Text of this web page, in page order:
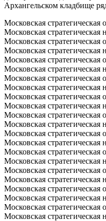
Архангельском кладбище
Московская стратегическая
Московская стратегическая
Московская стратегическая
Московская стратегическая
Московская стратегическая
Московская стратегическая
Московская стратегическая
Московская стратегическая
Московская стратегическая
Московская стратегическая
Московская стратегическая
Московская стратегическая
Московская стратегическая
Московская стратегическая
Московская стратегическая
Московская стратегическая
Московская стратегическая
Московская стратегическая
Московская стратегическая
Московская стратегическая
Московская стратегическая
Московская стратегическая